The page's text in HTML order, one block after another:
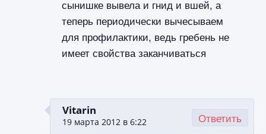
сынишке вывела и гнид и вшей, а
теперь периодически вычесываем
для профилактики, ведь гребень не
имеет свойства заканчиваться
Vitarin
19 марта 2012 в 6:22 Ответить